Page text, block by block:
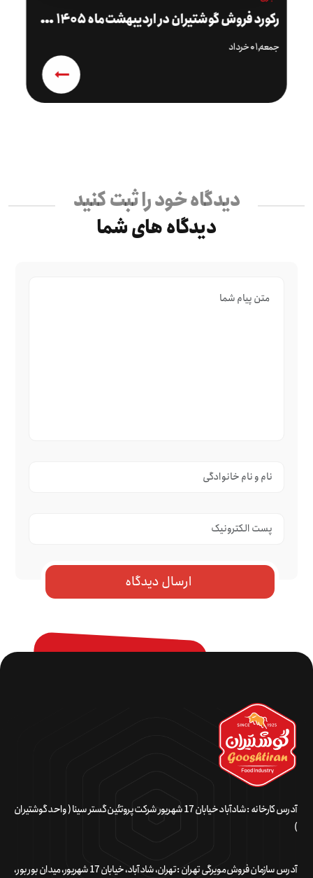
ر
کورد فروش گوشتیران در اردیبهشت‌ماه ۱۴۰۵ شکسته شد
جمعه,۰۱ خرداد
دیدگاه خود را ثبت کنید
دیدگاه های شما
آدرس کارخانه : شادآباد خیابان 17 شهریور شرکت پروتئین گستر سینا ( واحد گوشتیران
)
آدرس سازمان فروش مویرگی تهران : تهران، شادآباد، خیابان 17 شهریور، میدان بور بور،